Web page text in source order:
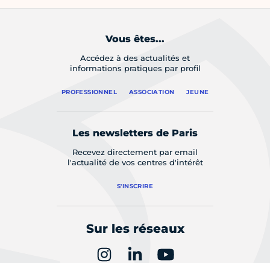
Vous êtes...
Accédez à des actualités et
informations pratiques par profil
PROFESSIONNEL ASSOCIATION JEUNE
Les newsletters de Paris
Recevez directement par email
l'actualité de vos centres d'intérêt
S'INSCRIRE
Sur les réseaux